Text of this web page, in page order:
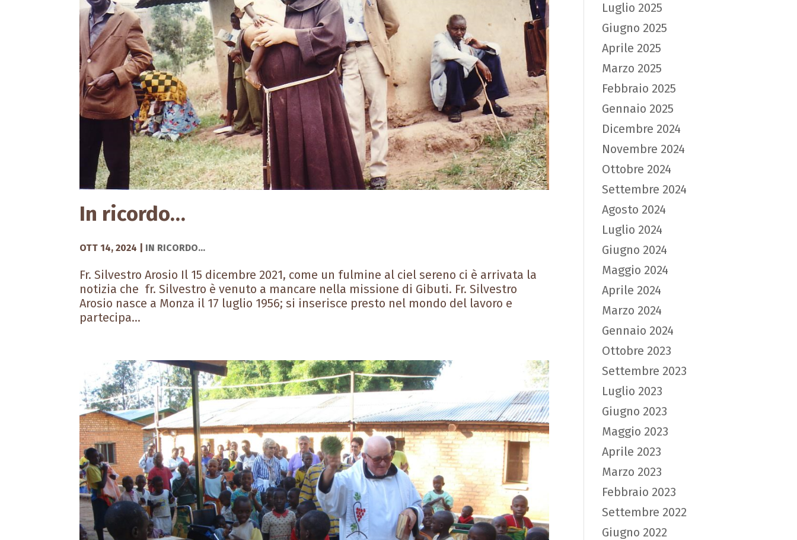
In ricordo…
OTT 14, 2024 IN RICORDO...
Fr. Silvestro Arosio Il 15 dicembre 2021, come un fulmine al ciel sereno ci è arrivata la
notizia che fr. Silvestro è venuto a mancare nella missione di Gibuti. Fr. Silvestro
Arosio nasce a Monza il 17 luglio 1956; si inserisce presto nel mondo del lavoro e
partecipa...
Luglio 2025
Giugno 2025
Aprile 2025
Marzo 2025
Febbraio 2025
Gennaio 2025
Dicembre 2024
Novembre 2024
Ottobre 2024
Settembre 2024
Agosto 2024
Luglio 2024
Giugno 2024
Maggio 2024
Aprile 2024
Marzo 2024
Gennaio 2024
Ottobre 2023
Settembre 2023
Luglio 2023
Giugno 2023
Maggio 2023
Aprile 2023
Marzo 2023
Febbraio 2023
Settembre 2022
Giugno 2022